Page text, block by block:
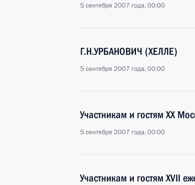
5 сентября 2007 года, 00:00
Г.Н.УРБАНОВИЧ (ХЕЛЛЕ)
5 сентября 2007 года, 00:00
Участникам и гостям XX
5 сентября 2007 года, 00:00
Участникам и гостям XVII